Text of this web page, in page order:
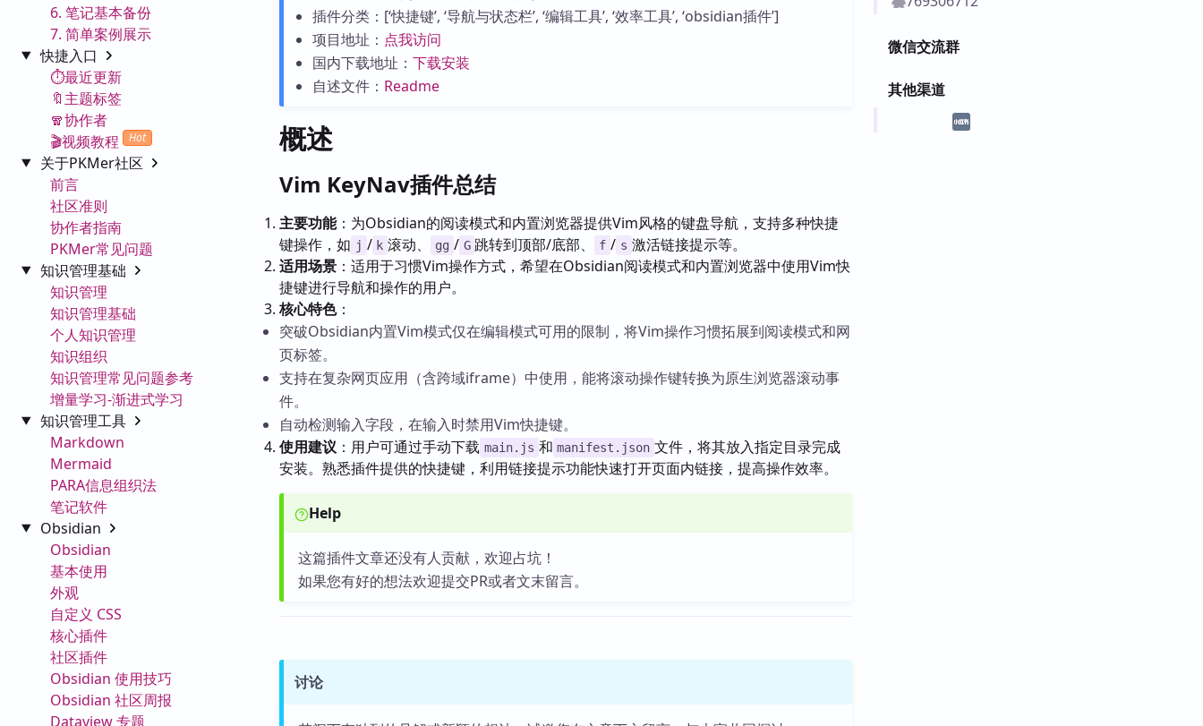
6. 笔记基本备份
7. 简单案例展示
快捷入口
⏱️最近更新
🔖主题标签
🧣协作者
🎬视频教程
Hot
关于PKMer社区
前言
社区准则
协作者指南
PKMer常见问题
知识管理基础
知识管理
知识管理基础
个人知识管理
知识组织
知识管理常见问题参考
增量学习-渐进式学习
知识管理工具
Markdown
Mermaid
PARA信息组织法
笔记软件
Obsidian
Obsidian
基本使用
外观
自定义 CSS
核心插件
社区插件
Obsidian 使用技巧
Obsidian 社区周报
Dataview 专题
微信交流群
其他渠道
插件分类：[‘快捷键’, ‘导航与状态栏’, ‘编辑工具’, ‘效率工具’, ‘obsidian插件’]
项目地址： 点我访问
国内下载地址： 下载安装
自述文件： Readme
概述
Vim KeyNav插件总结
主要功能：为Obsidian的阅读模式和内置浏览器提供Vim风格的键盘导航，支持多种快捷
键操作，如 j / k 滚动、 gg / G 跳转到顶部/底部、 f / s 激活链接提示等。
适用场景 ：适用于习惯Vim操作方式，希望在Obsidian阅读模式和内置浏览器中使用Vim快
捷键进行导航和操作的用户。
核心特色：
突破Obsidian内置Vim模式仅在编辑模式可用的限制，将Vim操作习惯拓展到阅读模式和网
页标签。
支持在复杂网页应用（含跨域iframe）中使用，能将滚动操作键转换为原生浏览器滚动事
件。
自动检测输入字段，在输入时禁用Vim快捷键。
使用建议 ：用户可通过手动下载 main.js 和 manifest.json 文件，将其放入指定目录完成
安装。熟悉插件提供的快捷键，利用链接提示功能快速打开页面内链接，提高操作效率。
Help
这篇插件文章还没有人贡献，欢迎占坑！
如果您有好的想法欢迎提交PR或者文末留言。
讨论